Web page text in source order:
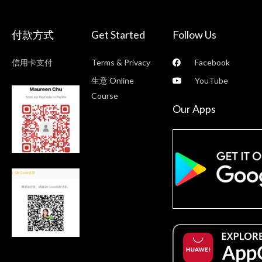
付款方式
信用卡支付
Get Started
Terms & Privacy
生意 Online
Course
Follow Us
Facebook
YouTube
Our Apps